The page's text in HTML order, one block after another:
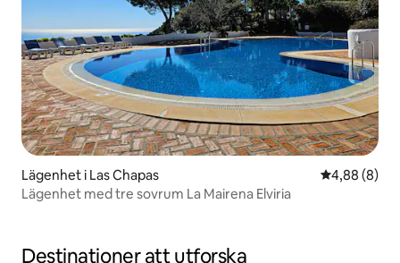
Lägenhet i Las Chapas 4,88 av 5 i
4,88 (8)
Lägenhet med tre sovrum La Mairena Elviria
Destinationer att utforska